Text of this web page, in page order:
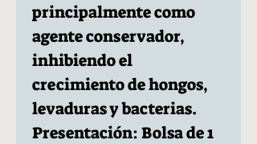
principalmente como
agente conservador,
inhibiendo el
crecimiento de hongos,
levaduras y bacterias.
Presentación: Bolsa de 1